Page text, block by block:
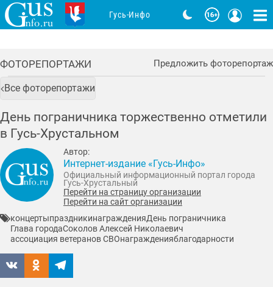
ФОТОРЕПОРТАЖИ Предложить фоторепортаж
Все фоторепортажи
День пограничника торжественно отметили
в Гусь-Хрустальном
Автор:
Интернет-издание «Гусь-Инфо»
Официальный информационный портал города
Гусь-Хрустальный
Перейти на страницу организации
Перейти на сайт организации
концертыпраздникинагражденияДень пограничника
Глава городаСоколов Алексей Николаевич
ассоциация ветеранов СВОнагражденияблагодарности
Гусь-Инфо